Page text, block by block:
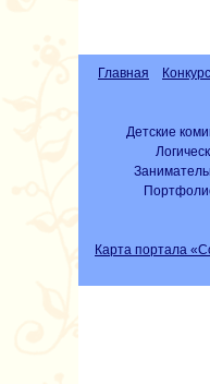
Главная
Детские
Карта портала